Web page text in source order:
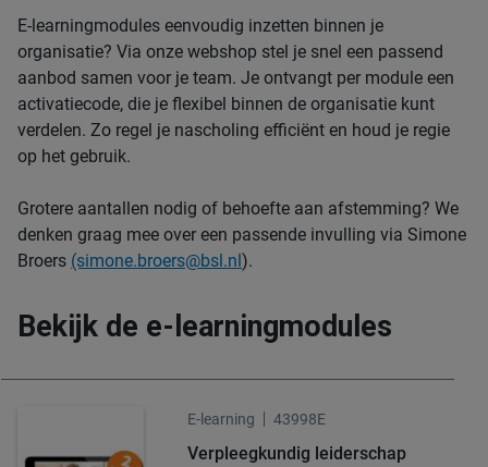
E-learningmodules eenvoudig inzetten binnen je
organisatie? Via onze webshop stel je snel een passend
aanbod samen voor je team. Je ontvangt per module een
activatiecode, die je flexibel binnen de organisatie kunt
verdelen. Zo regel je nascholing efficiënt en houd je regie
op het gebruik.
Grotere aantallen nodig of behoefte aan afstemming? We
denken graag mee over een passende invulling via Simone
Broers (simone.broers@bsl.nl).
Bekijk de e-learningmodules
E-learning 43998E
Verpleegkundig leiderschap